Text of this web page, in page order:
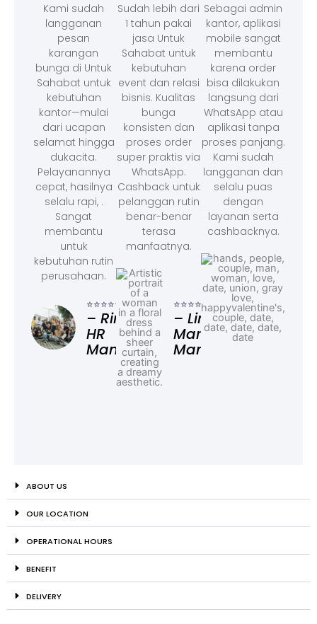
Kami sudah
langganan
pesan
karangan
bunga di Untuk
Sahabat untuk
kebutuhan
kantor—mulai
dari ucapan
selamat hingga
dukacita.
Pelayanannya
cepat, hasilnya
selalu rapi, .
Sangat
membantu
untuk
kebutuhan rutin
perusahaan.
⭐⭐⭐⭐⭐
– Rina,
HR
Manager
Sudah lebih dari
1 tahun pakai
jasa Untuk
Sahabat untuk
kebutuhan
event dan relasi
bisnis. Kualitas
bunga
konsisten dan
proses order
super praktis via
WhatsApp.
Cashback untuk
pelanggan rutin
benar-benar
terasa
manfaatnya.
⭐⭐⭐⭐⭐
– Linda,
Marketing
Manager
Sebagai admin
kantor, aplikasi
mobile sangat
membantu
karena order
bisa dilakukan
langsung dari
WhatsApp atau
aplikasi tanpa
proses panjang.
Kami sudah
langganan dan
selalu puas
dengan
layanan serta
cashbacknya.
ABOUT US
OUR LOCATION
OPERATIONAL HOURS
BENEFIT
DELIVERY